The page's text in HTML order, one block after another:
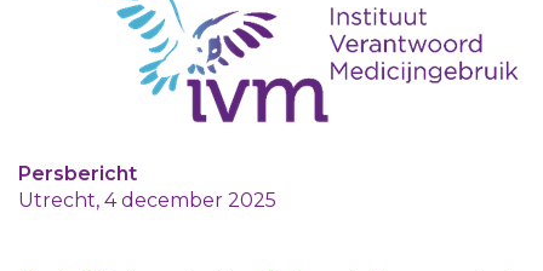
Aanmelden nieuwsbrief
Inloggen
Persbericht
Utrecht, 4 december 2025